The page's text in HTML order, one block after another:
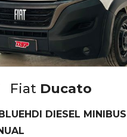
Fiat Ducato
DIESEL